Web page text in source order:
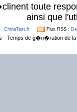
toute
ainsi que
ChinaTest.fr Flux RSS :
- Temps de g�n�ration de